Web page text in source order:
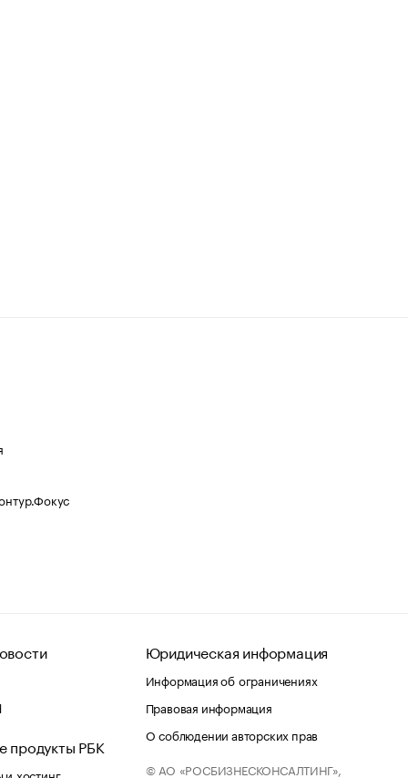
продукты РБК
хостинг
Юридическая информация
Информация об ограничениях
Правовая информация
О соблюдении авторских прав
© АО «РОСБИЗНЕСКОНСАЛТИНГ»,